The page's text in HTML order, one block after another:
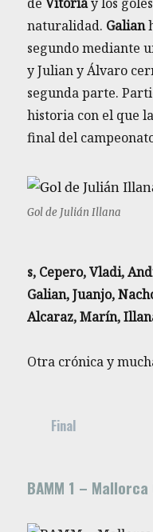
naturalidad. Galian
segundo mediante
y Julian y Álvaro
segunda parte.
historia con el que
final del
Gol de Julián Illana
s, Cepero, Vladi,
Galian, Juanjo,
Alcaraz, Marín,
Otra crónica y
Final
BAMM 1 – Mallorca